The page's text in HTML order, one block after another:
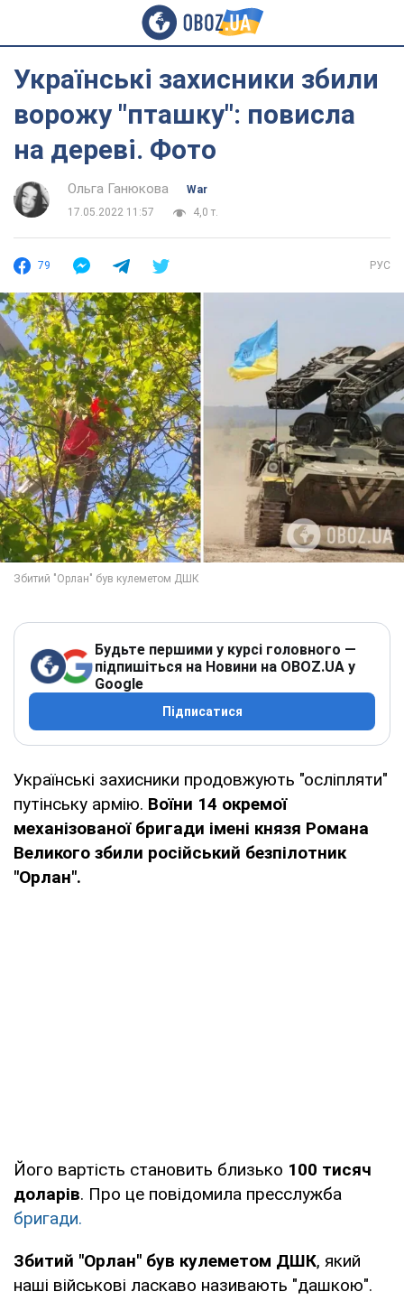
Українські захисники збили
ворожу "пташку": повисла
на дереві. Фото
Ольга Ганюкова
War
17.05.2022 11:57
4,0 т.
79 РУС
Будьте першими у курсі головного —
підпишіться на Новини на OBOZ.UA у
Google
Підписатися
Українські захисники продовжують "осліпляти"
путінську армію. Воїни 14 окремої
механізованої бригади імені князя Романа
Великого збили російський безпілотник
"Орлан".
Його вартість становить близько 100 тисяч
доларів. Про це повідомила пресслужба
бригади.
Збитий "Орлан" був кулеметом ДШК, який
наші військові ласкаво називають "дашкою".